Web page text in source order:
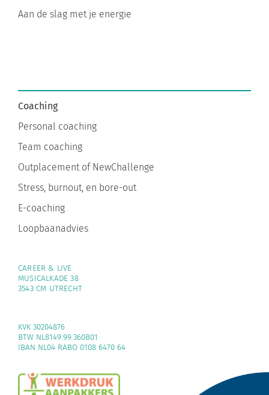
Aan de slag met je energie
Coaching
Personal coaching
Team coaching
Outplacement of NewChallenge
Stress, burnout, en bore-out
E-coaching
Loopbaanadvies
CAREER & LIVE
MUSICALKADE 38
3543 CM UTRECHT
KVK 30204876
BTW NL8149.99.360B01
IBAN NL04 RABO 0108 6470 64